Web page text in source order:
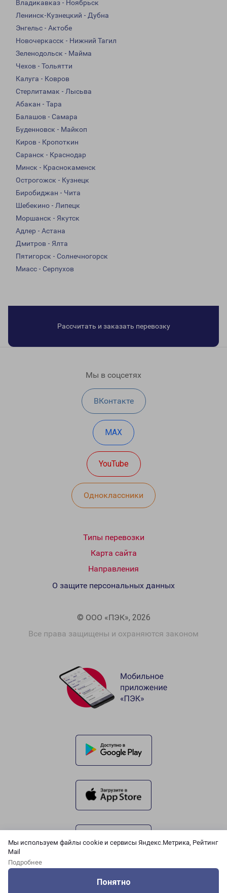
Мы используем файлы cookie и сервисы Яндекс.Метрика, Рейтинг
Mail
Подробнее
Понятно
Владикавказ - Ноябрьск
Ленинск-Кузнецкий - Дубна
Энгельс - Актобе
Новочеркасск - Нижний Тагил
Зеленодольск - Майма
Чехов - Тольятти
Калуга - Ковров
Стерлитамак - Лысьва
Абакан - Тара
Балашов - Самара
Буденновск - Майкоп
Киров - Кропоткин
Саранск - Краснодар
Минск - Краснокаменск
Острогожск - Кузнецк
Биробиджан - Чита
Шебекино - Липецк
Моршанск - Якутск
Адлер - Астана
Дмитров - Ялта
Пятигорск - Солнечногорск
Миасс - Серпухов
Рассчитать и заказать перевозку
Мы в соцсетях
ВКонтакте
MAX
YouTube
Одноклассники
Типы перевозки
Карта сайта
Направления
© ООО «ПЭК», 2026
Все права защищены и охраняются законом
О защите персональных данных